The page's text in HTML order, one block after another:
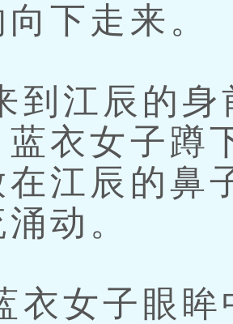
下走来。
江辰的身
蓝衣女子蹲
在江辰的鼻
动。
女子眼眸